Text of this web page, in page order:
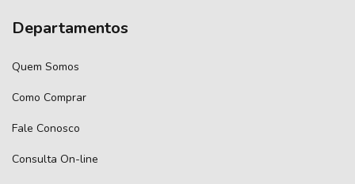
Departamentos
Quem Somos
Como Comprar
Fale Conosco
Consulta On-line